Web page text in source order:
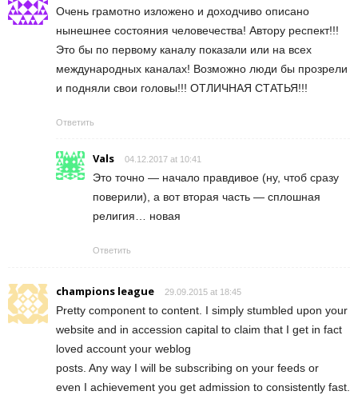
Очень грамотно изложено и доходчиво описано
нынешнее состояния человечества! Автору респект!!!
Это бы по первому каналу показали или на всех
международных каналах! Возможно люди бы прозрели
и подняли свои головы!!! ОТЛИЧНАЯ СТАТЬЯ!!!
Ответить
Vals 04.12.2017 at 10:41
Это точно — начало правдивое (ну, чтоб сразу
поверили), а вот вторая часть — сплошная
религия… новая
Ответить
champions league 29.09.2015 at 18:45
Pretty component to content. I simply stumbled upon your
website and in accession capital to claim that I get in fact
loved account your weblog
posts. Any way I will be subscribing on your feeds or
even I achievement you get admission to consistently fast.